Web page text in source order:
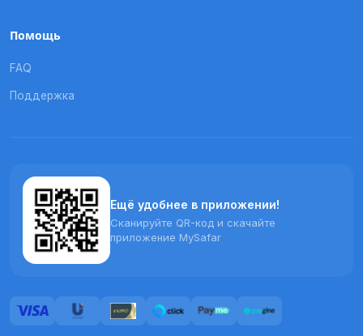
Помощь
FAQ
Поддержка
Ещё удобнее в приложении!
Сканируйте QR-код и скачайте
приложение MySafar